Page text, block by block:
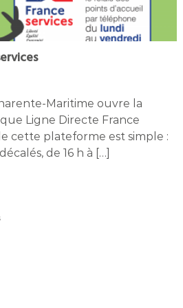
Maritime ouvre la
Ligne Directe France
cette plateforme est simple :
de 16 h à […]